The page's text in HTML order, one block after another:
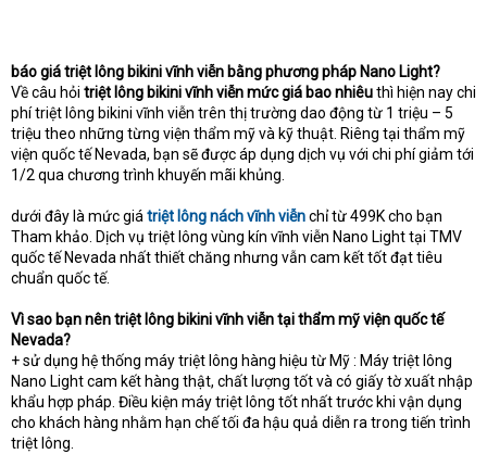
báo giá triệt lông bikini vĩnh viễn bằng phương pháp Nano Light?
Về câu hỏi triệt lông bikini vĩnh viễn mức giá bao nhiêuthì hiện nay chi
phí triệt lông bikini vĩnh viễn trên thị trường dao động từ 1 triệu – 5
triệu theo những từng viện thẩm mỹ và kỹ thuật. Riêng tại thẩm mỹ
viện quốc tế Nevada, bạn sẽ được áp dụng dịch vụ với chi phí giảm tới
1/2 qua chương trình khuyến mãi khủng.
dưới đây là mức giátriệt lông nách vĩnh viễnchỉ từ 499K cho bạn
Tham khảo. Dịch vụ triệt lông vùng kín vĩnh viễn Nano Light tại TMV
quốc tế Nevada nhất thiết chăng nhưng vẫn cam kết tốt đạt tiêu
chuẩn quốc tế.
Vì sao bạn nên triệt lông bikini vĩnh viễn tại thẩm mỹ viện quốc tế
Nevada?
+ sử dụng hệ thống máy triệt lông hàng hiệu từ Mỹ : Máy triệt lông
Nano Light cam kết hàng thật, chất lượng tốt và có giấy tờ xuất nhập
khẩu hợp pháp. Điều kiện máy triệt lông tốt nhất trước khi vận dụng
cho khách hàng nhằm hạn chế tối đa hậu quả diễn ra trong tiến trình
triệt lông.